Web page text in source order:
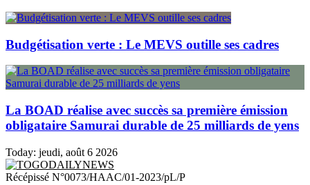
Budgétisation verte : Le MEVS outille ses cadres
La BOAD réalise avec succès sa première émission
obligataire Samurai durable de 25 milliards de yens
Today: jeudi, août 6 2026
TOGODAILYNEWS
Récépissé N°0073/HAAC/01-2023/pL/P